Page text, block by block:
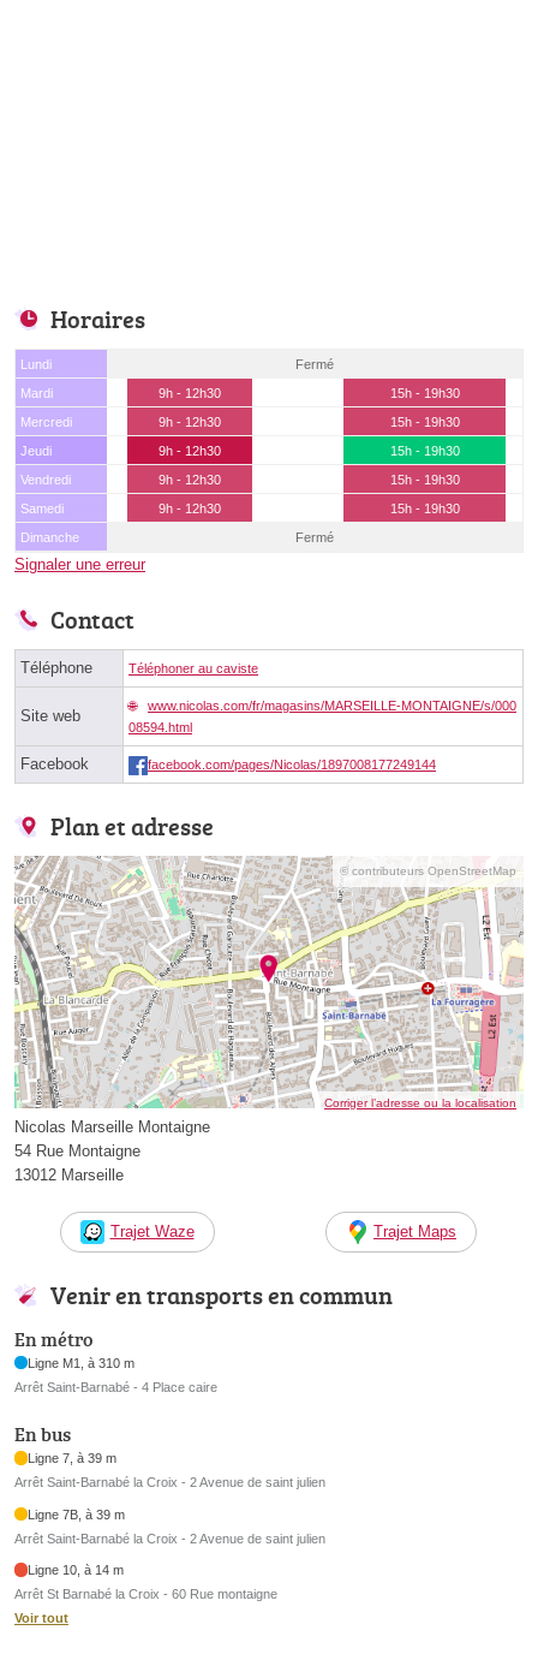
Horaires
Lundi
Fermé
Mardi
9h - 12h30
15h - 19h30
Mercredi
9h - 12h30
15h - 19h30
Jeudi
9h - 12h30
15h - 19h30
Vendredi
9h - 12h30
15h - 19h30
Samedi
9h - 12h30
15h - 19h30
Dimanche
Fermé
Signaler une erreur
Contact
Téléphone Téléphoner au caviste
Site web
www.nicolas.com/fr/magasins/MARSEILLE-MONTAIGNE/s/000
08594.html
Facebook facebook.com/pages/Nicolas/1897008177249144
Plan et adresse
© contributeurs OpenStreetMap
Corriger l’adresse ou la localisation
Nicolas Marseille Montaigne
54 Rue Montaigne
13012 Marseille
Trajet Waze Trajet Maps
Venir en transports en commun
En métro
Ligne M1, à 310 m
Arrêt Saint-Barnabé - 4 Place caire
En bus
Ligne 7, à 39 m
Arrêt Saint-Barnabé la Croix - 2 Avenue de saint julien
Ligne 7B, à 39 m
Arrêt Saint-Barnabé la Croix - 2 Avenue de saint julien
Ligne 10, à 14 m
Arrêt St Barnabé la Croix - 60 Rue montaigne
Voir tout